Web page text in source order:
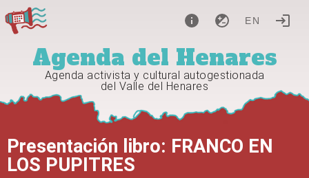
EN
Agenda del Henares
Agenda activista y cultural autogestionada
del Valle del Henares
Presentación libro: FRANCO EN
LOS PUPITRES